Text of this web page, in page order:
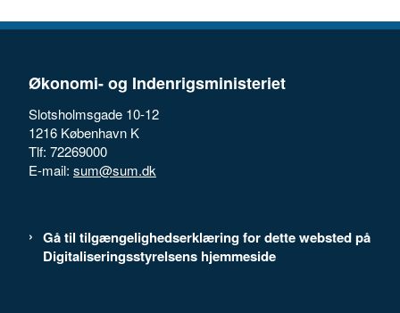
Økonomi- og Indenrigsministeriet
Slotsholmsgade 10-12
1216 København K
Tlf: 72269000
E-mail: sum@sum.dk
Gå til tilgængelighedserklæring for dette websted på
Digitaliseringsstyrelsens hjemmeside